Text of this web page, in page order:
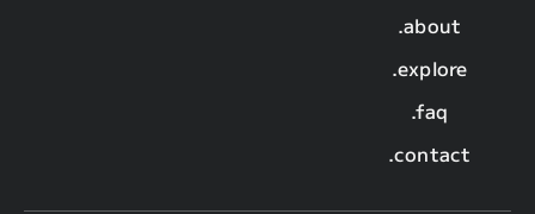
.about
.explore
.faq
.contact